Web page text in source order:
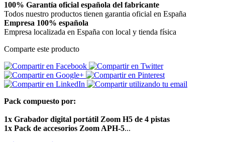
100% Garantía oficial española del fabricante
Todos nuestro productos tienen garantia oficial en España
Empresa 100% española
Empresa localizada en España con local y tienda física
Comparte este producto
Pack compuesto por:
1x Grabador digital portátil Zoom H5 de 4 pistas
1x Pack de accesorios Zoom APH-5...